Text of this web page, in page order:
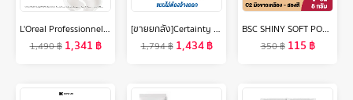
L'Oreal Professionnel ABSOLUT REPAIR MOLECULAR LEAVE-IN MASK 100ML ลีฟ-อิน ทรีตเมนต์ เนื้อครีมบางเบา บำรุงล้ำลึกถึงชั้นไฟเบอร์ (ลีฟ-อิน ทรีตเมนต์, เสริมแกนผมให้กลับมาแข็งแรง, L'Oreal Pro,L'Oreal Professional,LOreal Pro,LOreal Professional)
1,490฿ 1,341 ฿
[ขายยกลัง]Certainty สเปรย์ทำความสะอาดผิวแบบไม่ต้องล้างออกเซอร์เทนตี้ ขนาด 350 ML. x6 ขวด
1,794฿ 1,434฿
BSC SHINY SOFT POWDER FOUNDATION SPF 30 PA+++ บีเอสซีไชน์นี่ซอฟท์พาวเดอร์ฟาวฯ(P)#C2 แป้งตัวใหม่ล่าสุดจาก BSC ด้วยเนื้อแป้งที่มีความละเอียดสูงทำให้ได้สัมผัสเนียนนุ่มแนบสนิทไปกับผิวหน้าอย่างเป็นธรรมชาติ
350฿ 115 ฿